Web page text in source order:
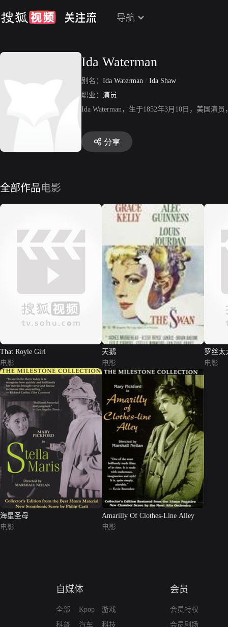
导航
Ida Waterman
别名： Ida Waterman / Ida Shaw
职业： 演员
Ida Waterman，生于1852年3月10日，美国演
分享
全部作品电影
That Royle Girl
电影
天鹅
电影
罗丝太
电影
海星圣母
电影
Amarilly Of Clothes-Line Alley
电影
自媒体
全部
科普
Kpop
汽车
游戏
科技
会员
会员特权
会员剧场